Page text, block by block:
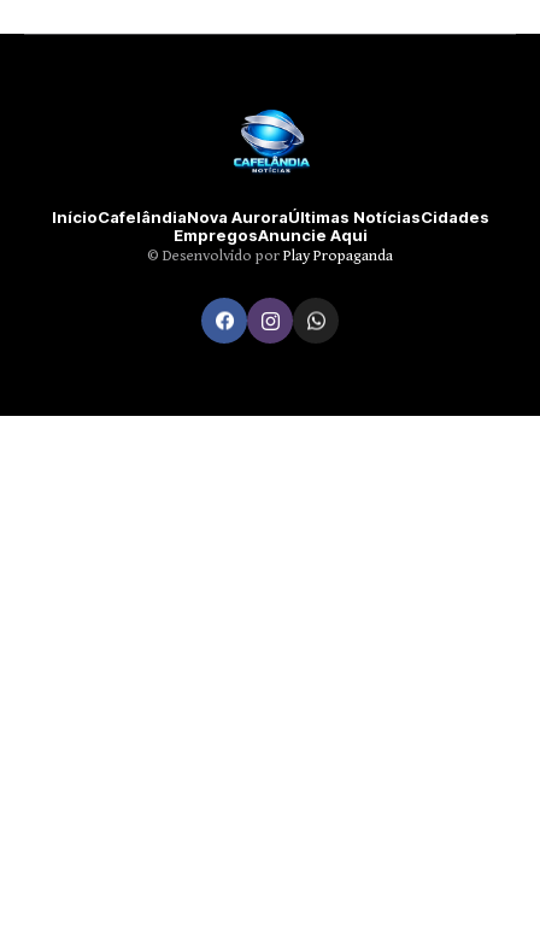
InícioCafelândiaNova AuroraÚltimas NotíciasCidades
EmpregosAnuncie Aqui
©️ Desenvolvido por Play Propaganda